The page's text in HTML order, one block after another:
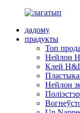
дадому
прадукты
Топ
Нейлон
Клей
Нейлон